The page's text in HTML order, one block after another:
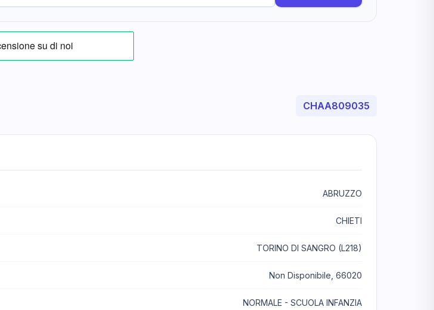
CHAA809035
ABRUZZO
CHIETI
TORINO DI SANGRO (L218)
Non Disponibile, 66020
NORMALE - SCUOLA INFANZIA